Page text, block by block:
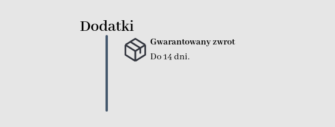
Dodatki
Gwarantowany zwrot
Do 14 dni.